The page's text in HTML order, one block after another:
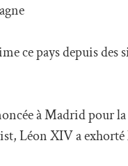
ce pays depuis des
à Madrid pour
Léon XIV a exhorté